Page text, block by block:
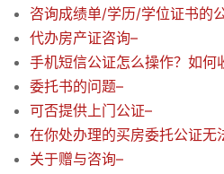
咨询成绩单/学历/学位证书的
代办房产证咨询–
手机短信公证怎么操作？如何
委托书的问题–
可否提供上门公证–
在你处办理的买房委托公证无
关于赠与咨询–